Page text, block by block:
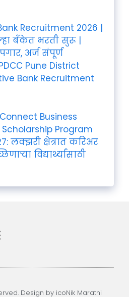
Recruitment 2026 |
बँकेत भरती सुरू |
पगार, अर्ज संपूर्ण
Pune District
Bank Recruitment
Business
Scholarship Program
लक्झरी क्षेत्रात करिअर
विद्यार्थ्यांसाठी
Design by icoNik Marathi